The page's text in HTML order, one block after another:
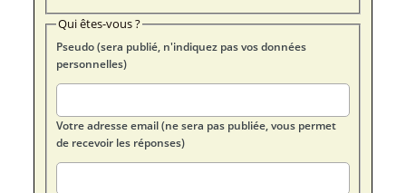
Qui êtes-vous ?
Pseudo (sera publié, n'indiquez pas vos données
personnelles)
Votre adresse email (ne sera pas publiée, vous permet
de recevoir les réponses)